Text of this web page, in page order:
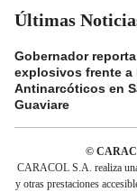
Últimas
Gobernador
explosivos frente a
Antinarcóticos en
Guaviare
©
CARACOL S.A. realiza
y otras prestaciones